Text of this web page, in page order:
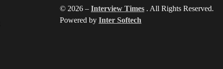
© 2026 – Interview Times . All Rights Reserved.
Powered by Inter Softech